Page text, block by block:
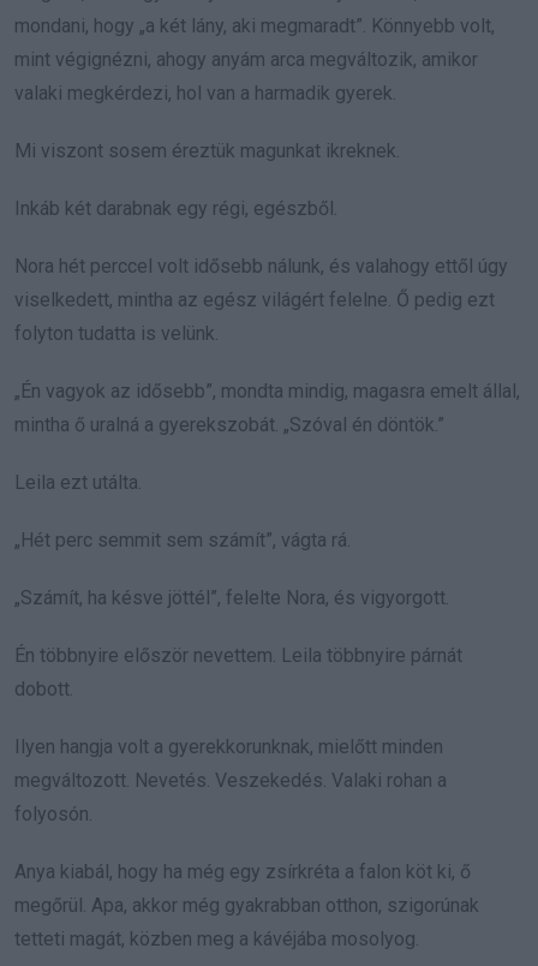
mondani, hogy „a két lány, aki megmaradt”. Könnyebb volt,
mint végignézni, ahogy anyám arca megváltozik, amikor
valaki megkérdezi, hol van a harmadik gyerek.
Mi viszont sosem éreztük magunkat ikreknek.
Inkáb két darabnak egy régi, egészből.
Nora hét perccel volt idősebb nálunk, és valahogy ettől úgy
viselkedett, mintha az egész világért felelne. Ő pedig ezt
folyton tudatta is velünk.
„Én vagyok az idősebb”, mondta mindig, magasra emelt állal,
mintha ő uralná a gyerekszobát. „Szóval én döntök.”
Leila ezt utálta.
„Hét perc semmit sem számít”, vágta rá.
„Számít, ha késve jöttél”, felelte Nora, és vigyorgott.
Én többnyire először nevettem. Leila többnyire párnát
dobott.
Ilyen hangja volt a gyerekkorunknak, mielőtt minden
megváltozott. Nevetés. Veszekedés. Valaki rohan a
folyosón.
Anya kiabál, hogy ha még egy zsírkréta a falon köt ki, ő
megőrül. Apa, akkor még gyakrabban otthon, szigorúnak
tetteti magát, közben meg a kávéjába mosolyog.